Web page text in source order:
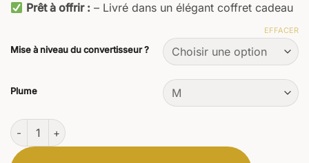
Prêt à offrir : – Livré dans un élégant coffret cadeau
Mise à niveau du convertisseur ?
Plume
EFFACER
quantité de Memoria Stylo plume